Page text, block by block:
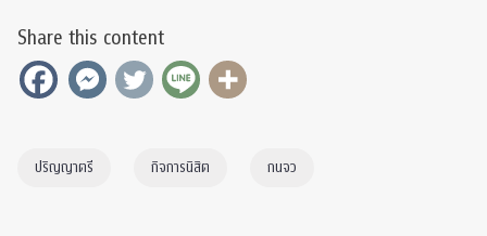
Share this content
ปริญญาตรี กิจการนิสิต กนจว